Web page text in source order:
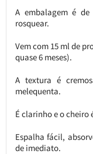
A embalagem é
rosquear.
Vem com 15 ml de
quase 6 meses).
A textura é
melequenta.
É clarinho e o cheiro
Espalha fácil,
de imediato.